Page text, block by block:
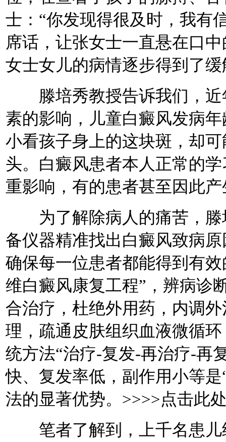
士：“你发现得很及时，我有
席话，让张女士一直悬在口
女士女儿的病情逐步得到了
滕培秀教授告诉我们，近
素的影响，儿童白癜风发病
小看孩子身上的这块斑，却
头。白癜风患者本人正常的
重影响，有的患者甚至因此
为了解除病人的痛苦，滕
备仪器精准找出白癜风致病
确保每一位患者都能得到有
维白癜风康复工程”，辨病诊
合治疗，杜绝外用药，内调
理，疏通皮肤组织血液微循
统方法“治疗-复发-再治疗-再
快、复发率低，副作用小等
法的显著优势。>>>>点击此
笔者了解到，上千名患儿